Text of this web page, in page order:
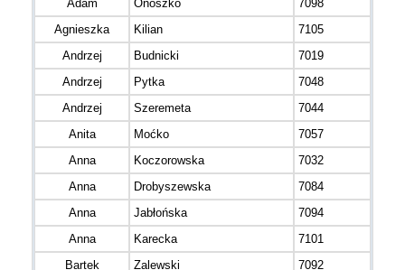
Adam
Onoszko
7098
Agnieszka
Kilian
7105
Andrzej
Budnicki
7019
Andrzej
Pytka
7048
Andrzej
Szeremeta
7044
Anita
Moćko
7057
Anna
Koczorowska
7032
Anna
Drobyszewska
7084
Anna
Jabłońska
7094
Anna
Karecka
7101
Bartek
Zalewski
7092